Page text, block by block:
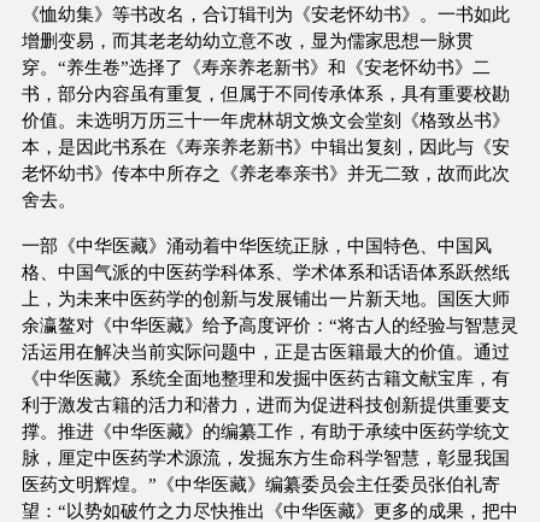
《恤幼集》等书改名，合订辑刊为《安老怀幼书》。一书如此
增删变易，而其老老幼幼立意不改，显为儒家思想一脉贯
穿。“养生卷”选择了《寿亲养老新书》和《安老怀幼书》二
书，部分内容虽有重复，但属于不同传承体系，具有重要校勘
价值。未选明万历三十一年虎林胡文焕文会堂刻《格致丛书》
本，是因此书系在《寿亲养老新书》中辑出复刻，因此与《安
老怀幼书》传本中所存之《养老奉亲书》并无二致，故而此次
舍去。
一部《中华医藏》涌动着中华医统正脉，中国特色、中国风
格、中国气派的中医药学科体系、学术体系和话语体系跃然纸
上，为未来中医药学的创新与发展铺出一片新天地。国医大师
余瀛鳌对《中华医藏》给予高度评价：“将古人的经验与智慧灵
活运用在解决当前实际问题中，正是古医籍最大的价值。通过
《中华医藏》系统全面地整理和发掘中医药古籍文献宝库，有
利于激发古籍的活力和潜力，进而为促进科技创新提供重要支
撑。推进《中华医藏》的编纂工作，有助于承续中医药学统文
脉，厘定中医药学术源流，发掘东方生命科学智慧，彰显我国
医药文明辉煌。”《中华医藏》编纂委员会主任委员张伯礼寄
望：“以势如破竹之力尽快推出《中华医藏》更多的成果，把中